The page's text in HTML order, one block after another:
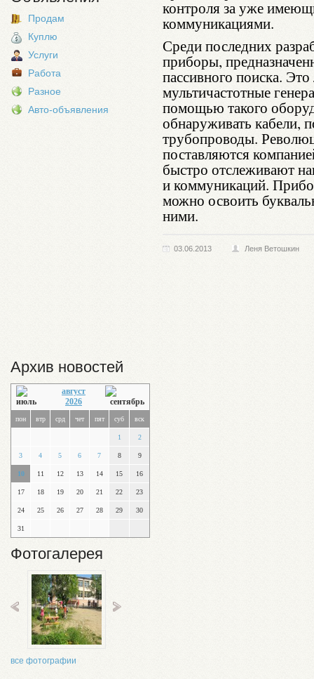
Продам
Куплю
Услуги
Работа
Разное
Авто-объявления
Архив новостей
август
2026
пон втр срд чет пят суб вск
1 2
3 4 5 6 7 8 9
10 11 12 13 14 15 16
17 18 19 20 21 22 23
24 25 26 27 28 29 30
31
Фотогалерея
все фотографии
контроля за уже
коммуникациями.
Среди последних
приборы,
пассивного поиска.
мультичастотные
помощью такого
обнаруживать кабели,
трубопроводы.
поставляются
быстро отслеживают
и коммуникаций.
можно освоить
ними.
03.06.2013 Леня Ветошкин